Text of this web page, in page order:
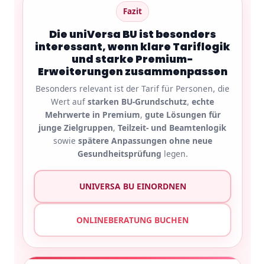
Fazit
Die uniVersa BU ist besonders
interessant, wenn klare Tariflogik
und starke Premium-
Erweiterungen zusammenpassen
Besonders relevant ist der Tarif für Personen, die
Wert aufstarken BU-Grundschutz, echte
Mehrwerte in Premium, gute Lösungen für
junge Zielgruppen, Teilzeit- und Beamtenlogik
sowie spätere Anpassungen ohne neue
Gesundheitsprüfung legen.
UNIVERSA BU EINORDNEN
ONLINEBERATUNG BUCHEN